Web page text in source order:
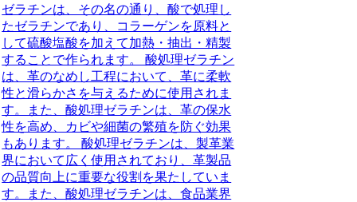
ゼラチンは、その名の通り、酸で処理し
たゼラチンであり、コラーゲンを原料と
して硫酸塩酸を加えて加熱・抽出・精製
することで作られます。 酸処理ゼラチン
は、革のなめし工程において、革に柔軟
性と滑らかさを与えるために使用されま
す。また、酸処理ゼラチンは、革の保水
性を高め、カビや細菌の繁殖を防ぐ効果
もあります。 酸処理ゼラチンは、製革業
界において広く使用されており、革製品
の品質向上に重要な役割を果たしていま
す。また、酸処理ゼラチンは、食品業界